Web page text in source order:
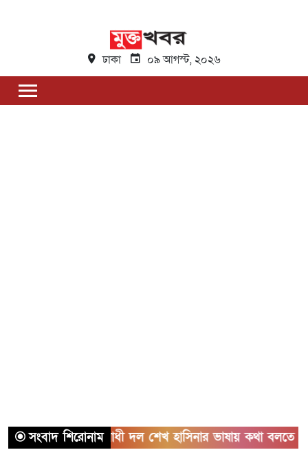
ঢাকা ০৯ আগস্ট, ২০২৬
সংবাদ শিরোনাম
বিরোধী দল শেখ হাসিনার ভাষায় কথা বলতে শুরু